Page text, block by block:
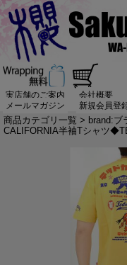
実店舗のご案内 会社概要
メールマガジン
新規会員登
商品カテゴリ一覧 > brand:ブ
CALIFORNIA半袖Tシャツ